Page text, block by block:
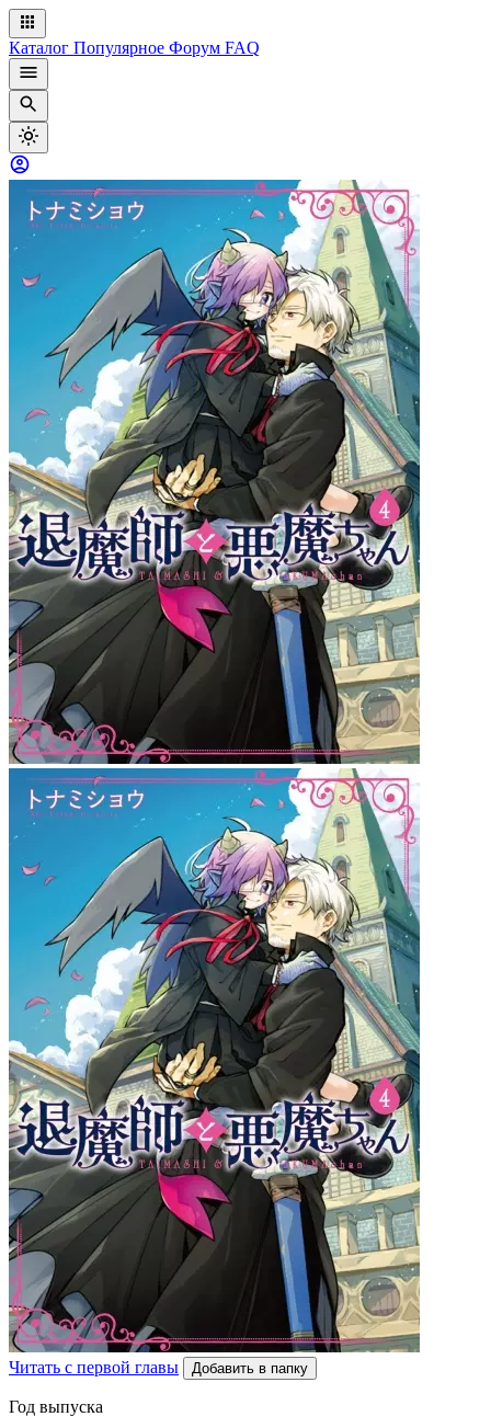
Каталог Популярное Форум FAQ
Читать с первой главы Добавить в папку
Год выпуска